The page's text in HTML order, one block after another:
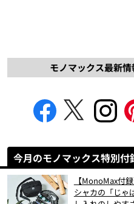
モノマックス最新情
今月のモノマックス特別付
【MonoMax付
シャカの「じゃ